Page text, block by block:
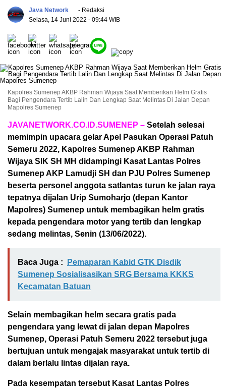
Java Network
- Redaksi
Selasa, 14 Juni 2022 - 09:44 WIB
Kapolres Sumenep AKBP Rahman Wijaya Saat Memberikan Helm Gratis
Bagi Pengendara Tertib Lalin Dan Lengkap Saat Melintas Di Jalan Depan
Mapolres Sumenep
JAVANETWORK.CO.ID.SUMENEP – Setelah selesai
memimpin upacara gelar Apel Pasukan Operasi Patuh
Semeru 2022, Kapolres Sumenep AKBP Rahman
Wijaya SIK SH MH didampingi Kasat Lantas Polres
Sumenep AKP Lamudji SH dan PJU Polres Sumenep
beserta personel anggota satlantas turun ke jalan raya
tepatnya dijalan Urip Sumoharjo (depan Kantor
Mapolres) Sumenep untuk membagikan helm gratis
kepada pengendara motor yang tertib dan lengkap
sedang melintas, Senin (13/06/2022).
Baca Juga :
Pemaparan Kabid GTK Disdik
Sumenep Sosialisasikan SRG Bersama KKKS
Kecamatan Batuan
Selain membagikan helm secara gratis pada
pengendara yang lewat di jalan depan Mapolres
Sumenep, Operasi Patuh Semeru 2022 tersebut juga
bertujuan untuk mengajak masyarakat untuk tertib di
dalam berlalu lintas dijalan raya.
Pada kesempatan tersebut Kasat Lantas Polres